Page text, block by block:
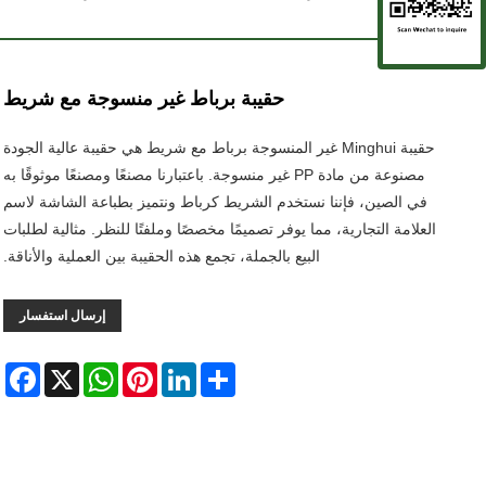
حقيبة برباط غير منسوجة مع شريط
حقيبة Minghui غير المنسوجة برباط مع شريط هي حقيبة عالية الجودة
مصنوعة من مادة PP غير منسوجة. باعتبارنا مصنعًا ومصنعًا موثوقًا به
في الصين، فإننا نستخدم الشريط كرباط ونتميز بطباعة الشاشة لاسم
العلامة التجارية، مما يوفر تصميمًا مخصصًا وملفتًا للنظر. مثالية لطلبات
البيع بالجملة، تجمع هذه الحقيبة بين العملية والأناقة.
إرسال استفسار
X
WhatsAppPinterestLinkedInShare